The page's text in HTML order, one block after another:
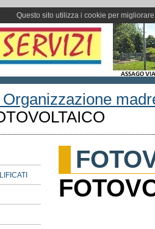
Questo sito utilizza i cookie per